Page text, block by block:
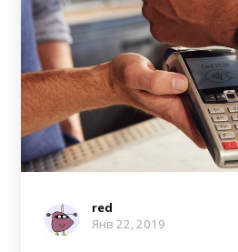
red
Янв 22, 2019